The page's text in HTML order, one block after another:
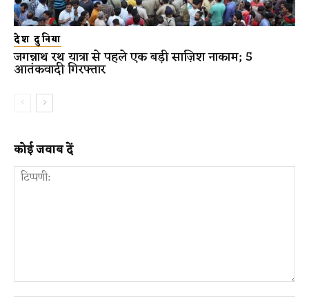
देश दुनिया
जगन्नाथ रथ यात्रा से पहले एक बड़ी साज़िश नाकाम; 5
आतंकवादी गिरफ्तार
कोई जवाब दें